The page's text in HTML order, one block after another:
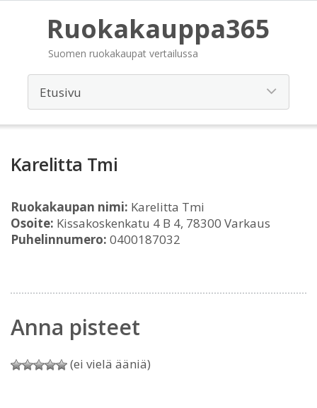
Ruokakauppa365
Suomen ruokakaupat vertailussa
Karelitta Tmi
Ruokakaupan nimi: Karelitta Tmi
Osoite: Kissakoskenkatu 4 B 4, 78300 Varkaus
Puhelinnumero: 0400187032
Anna pisteet
(ei vielä ääniä)